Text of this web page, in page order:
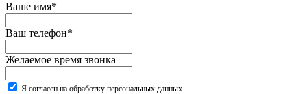
Ваше имя*
Ваш телефон*
Желаемое время звонка
Я согласен на обработку персональных данных